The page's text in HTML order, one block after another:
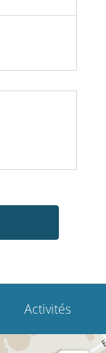
Activités